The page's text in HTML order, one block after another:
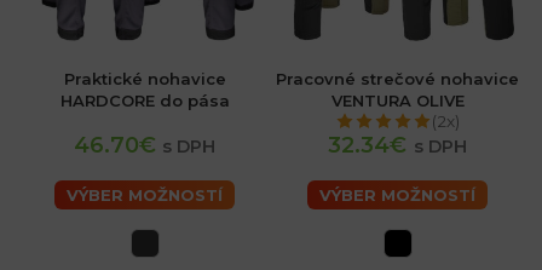
Praktické nohavice
HARDCORE do pása
46.70€ s DPH
VÝBER MOŽNOSTÍ
Pracovné strečové nohavice
VENTURA OLIVE
(2x)
32.34€ s DPH
VÝBER MOŽNOSTÍ